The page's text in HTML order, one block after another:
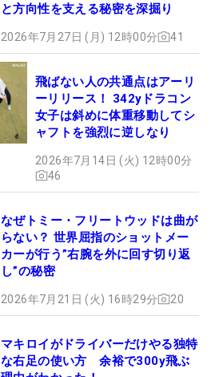
と方向性を支える秘密を深掘り
2026年7月27日 (月) 12時00分 41
飛ばない人の共通点はアーリ
ーリリース！ 342yドラコン
女子は斜めに体重移動してシ
ャフトを強烈に逆しなり
2026年7月14日 (火) 12時00分
46
なぜトミー・フリートウッドは曲が
らない？ 世界屈指のショットメー
カーが行う”右腕を外に回す切り返
し”の秘密
2026年7月21日 (火) 16時29分 20
マキロイがドライバーだけやる独特
な右足の使い方 余裕で300y飛ぶ